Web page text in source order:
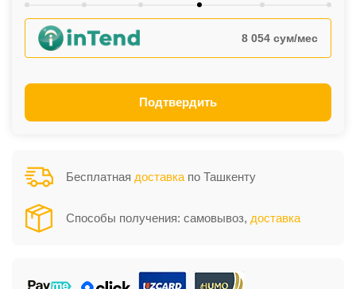
8 054 сум/мес
Подтвердить
Бесплатная доставка по Ташкенту
Способы получения: самовывоз, доставка